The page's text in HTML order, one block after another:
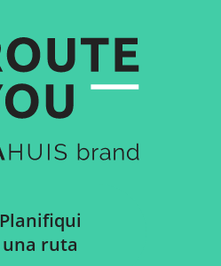
Planifiqui
una ruta